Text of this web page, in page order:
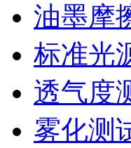
油墨摩
标准光
透气度
雾化测